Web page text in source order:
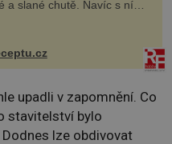
a slané chutě. Navíc s ní
poměrně hodně hladových
sádlo 3 kg šunky
stroužky česneku hl...
upadli v zapomnění. Co
stavitelství bylo
lze obdivovat